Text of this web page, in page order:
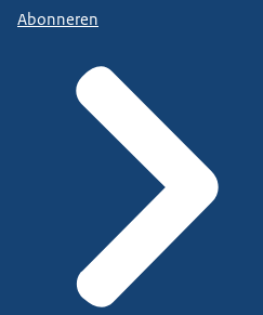
Abonneren